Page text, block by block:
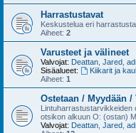
Harrastustavat
Keskustelua eri
Aiheet: 2
Varusteet ja välineet
Valvojat: Deattan Jared
Sisäalueet:
Kiikarit ja
Aiheet: 1
Ostetaan / Myydään /
Lintuharrastustarvikkeiden
otsikon alkuun O: (ostan)
Valvojat: Deattan Jared